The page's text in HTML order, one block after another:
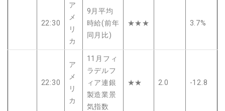
22:30
ア
メ
リ
カ
9月平均
時給(前年
同月比)
★★★ 3.7%
22:30
ア
メ
リ
カ
11月フィ
ラデルフ
ィア連銀
製造業景
気指数
★★ 2.0 -12.8